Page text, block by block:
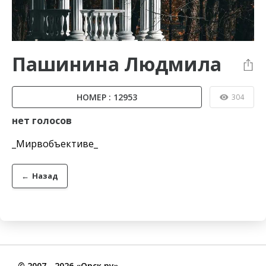
Пашинина Людмила
НОМЕР : 12953 304
нет голосов
_Мирвобъективе_
← Назад